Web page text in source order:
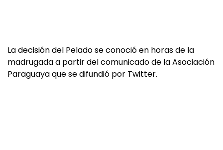
La decisión del Pelado se conoció en horas de la
madrugada a partir del comunicado de la Asociación
Paraguaya que se difundió por Twitter.